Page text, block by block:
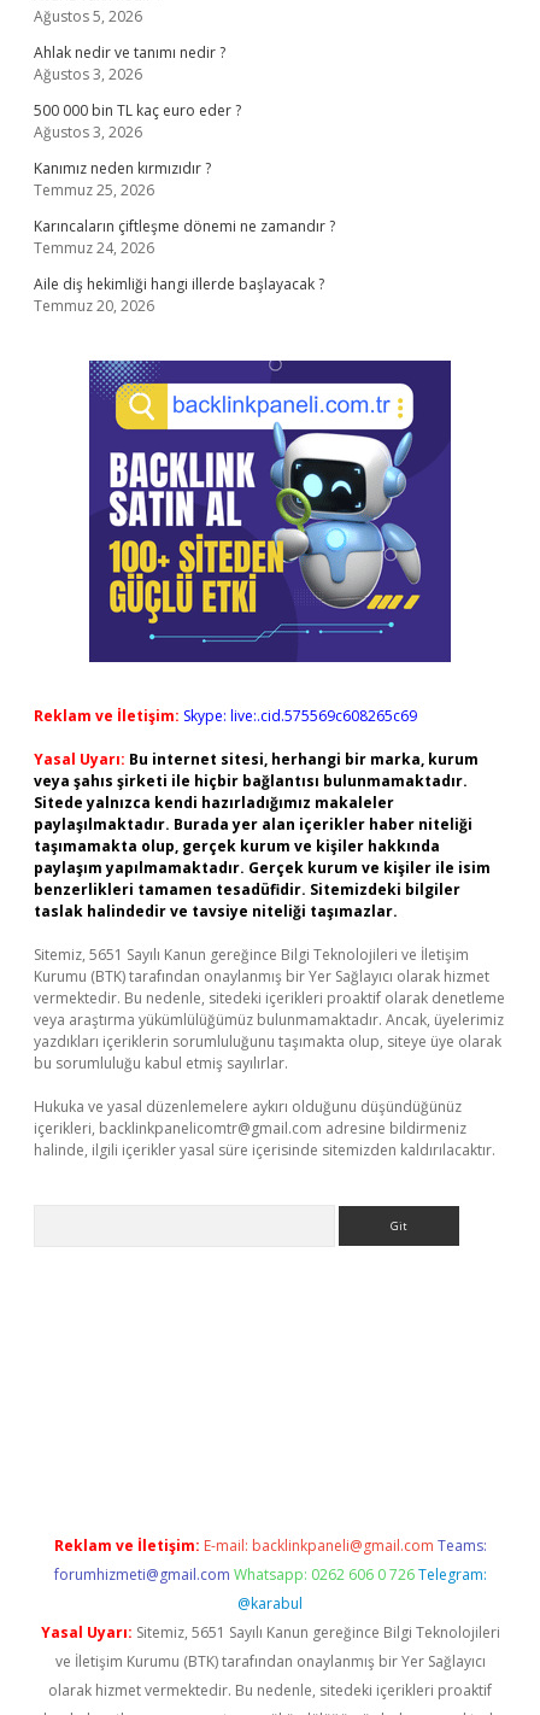
Ağustos 5, 2026
Ahlak nedir ve tanımı nedir ?
Ağustos 3, 2026
500 000 bin TL kaç euro eder ?
Ağustos 3, 2026
Kanımız neden kırmızıdır ?
Temmuz 25, 2026
Karıncaların çiftleşme dönemi ne zamandır ?
Temmuz 24, 2026
Aile diş hekimliği hangi illerde başlayacak ?
Temmuz 20, 2026
Reklam ve İletişim: Skype: live:.cid.575569c608265c69
Yasal Uyarı: Bu internet sitesi, herhangi bir marka, kurum
veya şahıs şirketi ile hiçbir bağlantısı bulunmamaktadır.
Sitede yalnızca kendi hazırladığımız makaleler
paylaşılmaktadır. Burada yer alan içerikler haber niteliği
taşımamakta olup, gerçek kurum ve kişiler hakkında
paylaşım yapılmamaktadır. Gerçek kurum ve kişiler ile isim
benzerlikleri tamamen tesadüfidir. Sitemizdeki bilgiler
taslak halindedir ve tavsiye niteliği taşımazlar.
Sitemiz, 5651 Sayılı Kanun gereğince Bilgi Teknolojileri ve İletişim
Kurumu (BTK) tarafından onaylanmış bir Yer Sağlayıcı olarak hizmet
vermektedir. Bu nedenle, sitedeki içerikleri proaktif olarak denetleme
veya araştırma yükümlülüğümüz bulunmamaktadır. Ancak, üyelerimiz
yazdıkları içeriklerin sorumluluğunu taşımakta olup, siteye üye olarak
bu sorumluluğu kabul etmiş sayılırlar.
Hukuka ve yasal düzenlemelere aykırı olduğunu düşündüğünüz
içerikleri, backlinkpanelicomtr@gmail.com adresine bildirmeniz
halinde, ilgili içerikler yasal süre içerisinde sitemizden kaldırılacaktır.
Reklam ve İletişim: E-mail: backlinkpaneli@gmail.com Teams:
forumhizmeti@gmail.com Whatsapp: 0262 606 0 726 Telegram:
@karabul
Yasal Uyarı: Sitemiz, 5651 Sayılı Kanun gereğince Bilgi Teknolojileri
ve İletişim Kurumu (BTK) tarafından onaylanmış bir Yer Sağlayıcı
olarak hizmet vermektedir. Bu nedenle, sitedeki içerikleri proaktif